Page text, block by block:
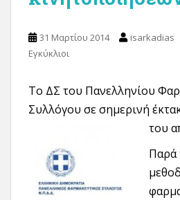
31 Μαρτίου 2014 isarkadias
Εγκύκλιοι
Το ΔΣ του Πανελληνίου
Συλλόγου σε σημερινή
του
Παρά